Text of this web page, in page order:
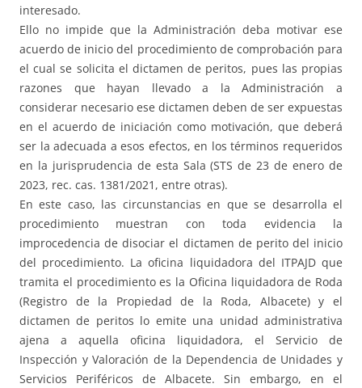
interesado.
Ello no impide que la Administración deba motivar ese
acuerdo de inicio del procedimiento de comprobación para
el cual se solicita el dictamen de peritos, pues las propias
razones que hayan llevado a la Administración a
considerar necesario ese dictamen deben de ser expuestas
en el acuerdo de iniciación como motivación, que deberá
ser la adecuada a esos efectos, en los términos requeridos
en la jurisprudencia de esta Sala (STS de 23 de enero de
2023, rec. cas. 1381/2021, entre otras).
En este caso, las circunstancias en que se desarrolla el
procedimiento muestran con toda evidencia la
improcedencia de disociar el dictamen de perito del inicio
del procedimiento. La oficina liquidadora del ITPAJD que
tramita el procedimiento es la Oficina liquidadora de Roda
(Registro de la Propiedad de la Roda, Albacete) y el
dictamen de peritos lo emite una unidad administrativa
ajena a aquella oficina liquidadora, el Servicio de
Inspección y Valoración de la Dependencia de Unidades y
Servicios Periféricos de Albacete. Sin embargo, en el